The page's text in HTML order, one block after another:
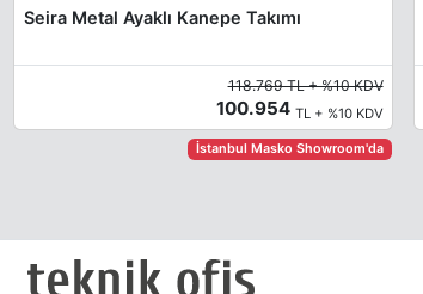
Seira Metal Ayaklı Kanepe Takımı
118.769 TL + %10 KDV
100.954 TL + %10 KDV
İstanbul Masko Showroom'da